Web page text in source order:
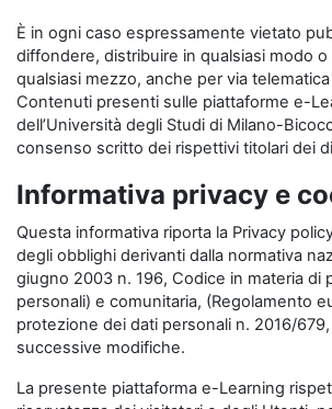
È in ogni caso espressamente vietato
diffondere, distribuire in qualsiasi modo
qualsiasi mezzo, anche per via
Contenuti presenti sulle piattaforme e-
dell’Università degli Studi di Milano-
consenso scritto dei rispettivi titolari dei
Informativa privacy e
Questa informativa riporta la Privacy
degli obblighi derivanti dalla normativa
giugno 2003 n. 196, Codice in materia di
personali) e comunitaria, (Regolamento
protezione dei dati personali n. 2016/679,
successive modifiche.
La presente piattaforma e-Learning